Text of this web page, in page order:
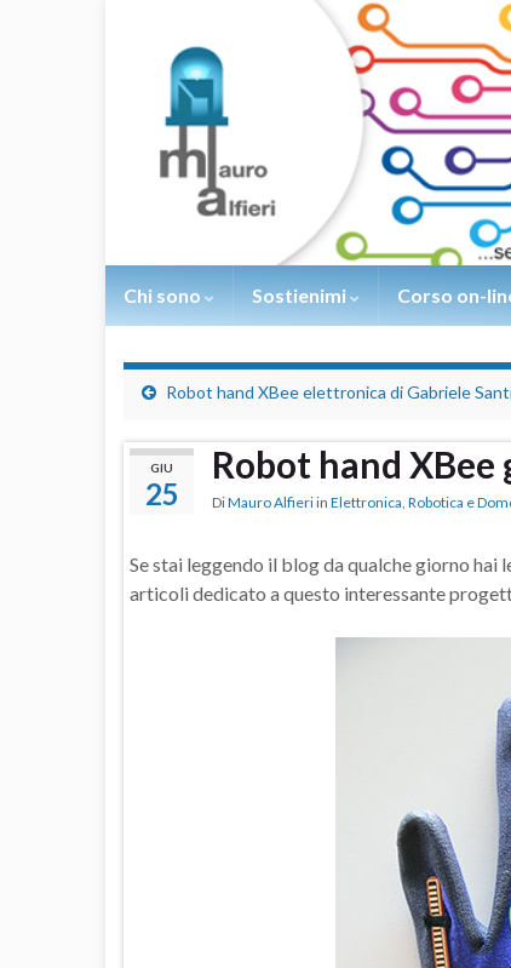
Chi sono Sostienimi Corso on-
Robot hand XBee elettronica di Gabriele
GIU
25
Robot hand
DiMauro Alfieri in Elettronica, Robotica e
Se stai leggendo il blog da qualche giorno
articoli dedicato a questo interessante